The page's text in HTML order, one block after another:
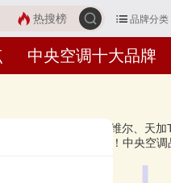
品牌分类
热搜榜
中央空调十大品牌
、McQuay麦克维尔、天
，选择自己满意的！中央空